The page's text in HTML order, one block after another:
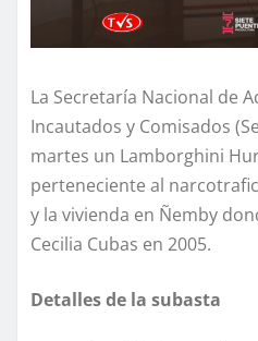
La Secretaría Nacional de
Incautados y Comisados
martes un Lamborghini
perteneciente al
y la vivienda en Ñemby
Cecilia Cubas en 2005.
Detalles de la subasta